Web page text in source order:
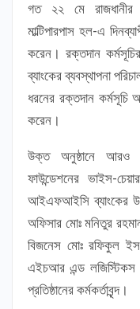
গত ২২ মে রাজধানীর
মাল্টিপারপাস হল-এ
করেন। রক্তদান
ব্যাংকের ব্যবস্থাপনা
ধরনের রক্তদান
করেন।
উক্ত অনুষ্ঠানে আরও
ফাউন্ডেশনের ভাইস-
আইএফআইসি ব্যাংকের
অফিসার মোঃ মনিতুর
বিজনেস মোঃ রফিকুল
এইচআর এন্ড
প্রতিষ্ঠানের কর্মকর্তাবৃন্দ।